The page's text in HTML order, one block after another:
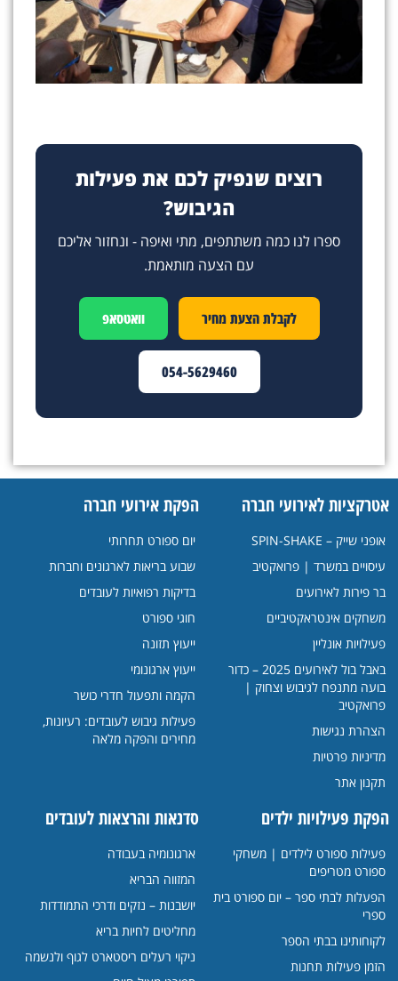
רוצים שנפיק לכם את פעילות
הגיבוש?
ספרו לנו כמה משתתפים, מתי ואיפה - ונחזור אליכם
עם הצעה מותאמת.
לקבלת הצעת מחיר וואטסאפ
054-5629460
אטרקציות לאירועי חברה
אופני שייק – SPIN-SHAKE
עיסויים במשרד | פרואקטיב
בר פירות לאירועים
משחקים אינטראקטיביים
פעילויות אונליין
באבל בול לאירועים 2025 – כדור
בועה מתנפח לגיבוש וצחוק |
פרואקטיב
הצהרת נגישות
מדיניות פרטיות
תקנון אתר
הפקת אירועי חברה
יום ספורט תחרותי
שבוע בריאות לארגונים וחברות
בדיקות רפואיות לעובדים
חוגי ספורט
ייעוץ תזונה
ייעוץ ארגונומי
הקמה ותפעול חדרי כושר
פעילות גיבוש לעובדים: רעיונות,
מחירים והפקה מלאה
הפקת פעילויות ילדים
פעילות ספורט לילדים | משחקי
ספורט מטריפים
הפעלות לבתי ספר – יום ספורט בית
ספרי
לקוחותינו בבתי הספר
הזמן פעילות תחנות
סדנאות והרצאות לעובדים
ארגונומיה בעבודה
המזווה הבריא
יושבנות – נזקים ודרכי התמודדות
מחליטים לחיות בריא
ניקוי רעלים ריסטארט לגוף ולנשמה